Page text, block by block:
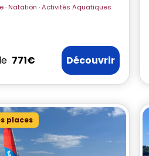
Vtt · Escalade · Natation · Activités Aquatiques
771€ Découvrir
places